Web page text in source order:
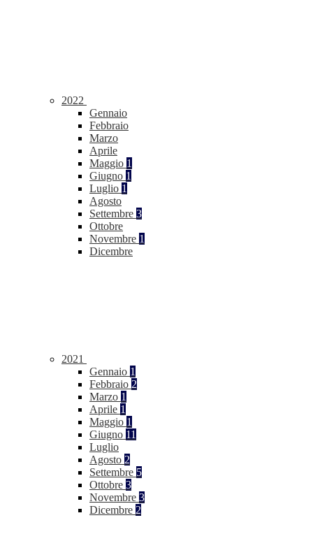
2022
Gennaio
Febbraio
Marzo
Aprile
Maggio 1
Giugno 1
Luglio 1
Agosto
Settembre 3
Ottobre
Novembre 1
Dicembre
2021
Gennaio 1
Febbraio 2
Marzo 1
Aprile 1
Maggio 1
Giugno 11
Luglio
Agosto 2
Settembre 5
Ottobre 3
Novembre 3
Dicembre 2